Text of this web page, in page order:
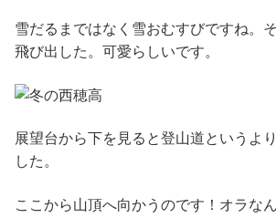
雪だるまではなく雪おむすびですね。
飛び出した。可愛らしいです。
展望台から下を見ると登山道というよ
した。
ここから山頂へ向かうのです！オラな